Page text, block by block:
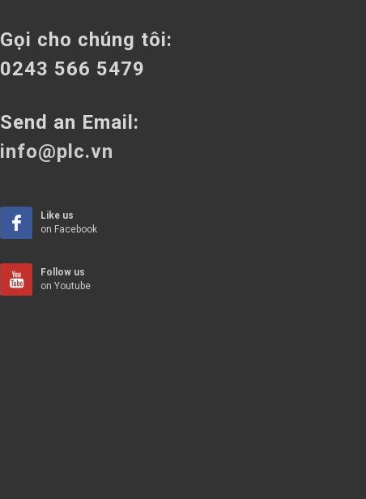
Gọi cho chúng tôi:
0243 566 5479
Send an Email:
info@plc.vn
Like us
on Facebook
Follow us
on Youtube